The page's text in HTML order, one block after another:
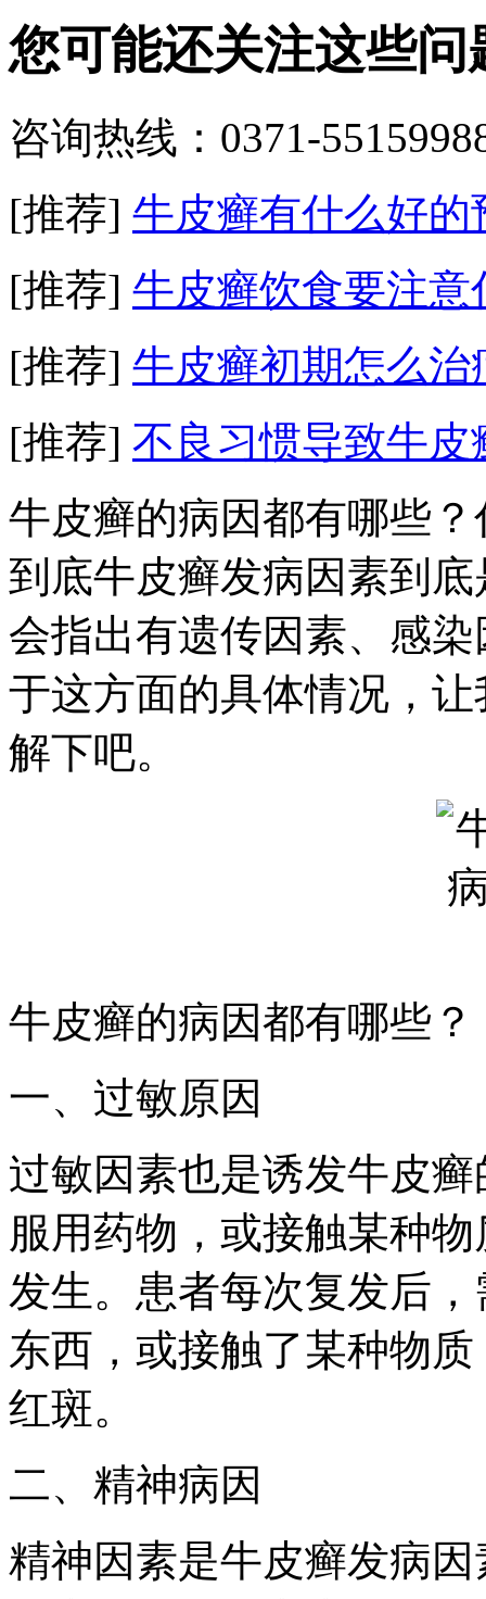
您可能还关注这些问
咨询热线：0371-
[推荐] 牛皮癣有什么好的
[推荐] 牛皮癣饮食要注意
[推荐] 牛皮癣初期怎么治
[推荐] 不良习惯导致牛皮
牛皮癣的病因都有哪些
到底牛皮癣发病因素到
会指出有遗传因素、感
于这方面的具体情况，
解下吧。
牛皮癣的病因都有哪些？
一、过敏原因
过敏因素也是诱发牛皮
服用药物，或接触某种
发生。患者每次复发后
东西，或接触了某种物
红斑。
二、精神病因
精神因素是牛皮癣发病